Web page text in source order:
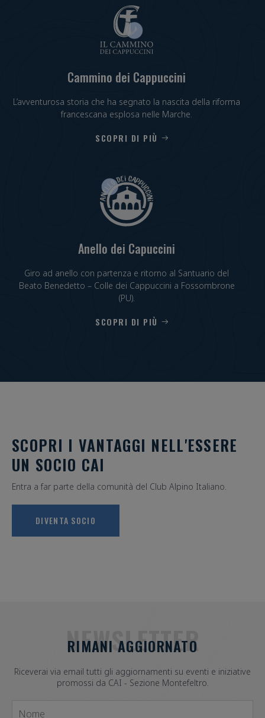
Cammino dei Cappuccini
L’avventurosa storia che ha segnato la nascita della riforma
francescana esplosa nelle Marche.
SCOPRI DI PIÙ
Anello dei Capuccini
Giro ad anello con partenza e ritorno al Santuario del
Beato Benedetto – Colle dei Cappuccini a Fossombrone
(PU).
SCOPRI DI PIÙ
SCOPRI I VANTAGGI NELL'ESSERE
UN SOCIO CAI
Entra a far parte della comunità del Club Alpino Italiano.
DIVENTA SOCIO
NEWSLETTER
RIMANI AGGIORNATO
Riceverai via email tutti gli aggiornamenti su eventi e iniziative
promossi da CAI - Sezione Montefeltro.